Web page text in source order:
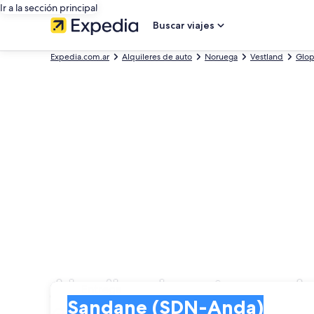
Ir a la sección principal
Buscar viajes
Expedia.com.ar Alquileres de auto Noruega Vestland
Alquiler de autos en
Sandane (SDN-Anda)